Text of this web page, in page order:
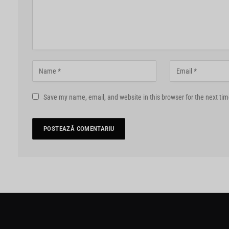
Save my name, email, and website in this browser for the next